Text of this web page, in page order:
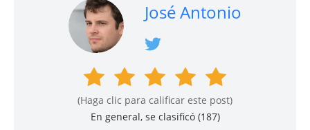
José Antonio
(Haga clic para calificar este post)
En general, se clasificó (187)